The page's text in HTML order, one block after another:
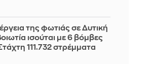
της φωτιάς σε Δυτική
ισούται με 6 βόμβες
111.732 στρέμματα